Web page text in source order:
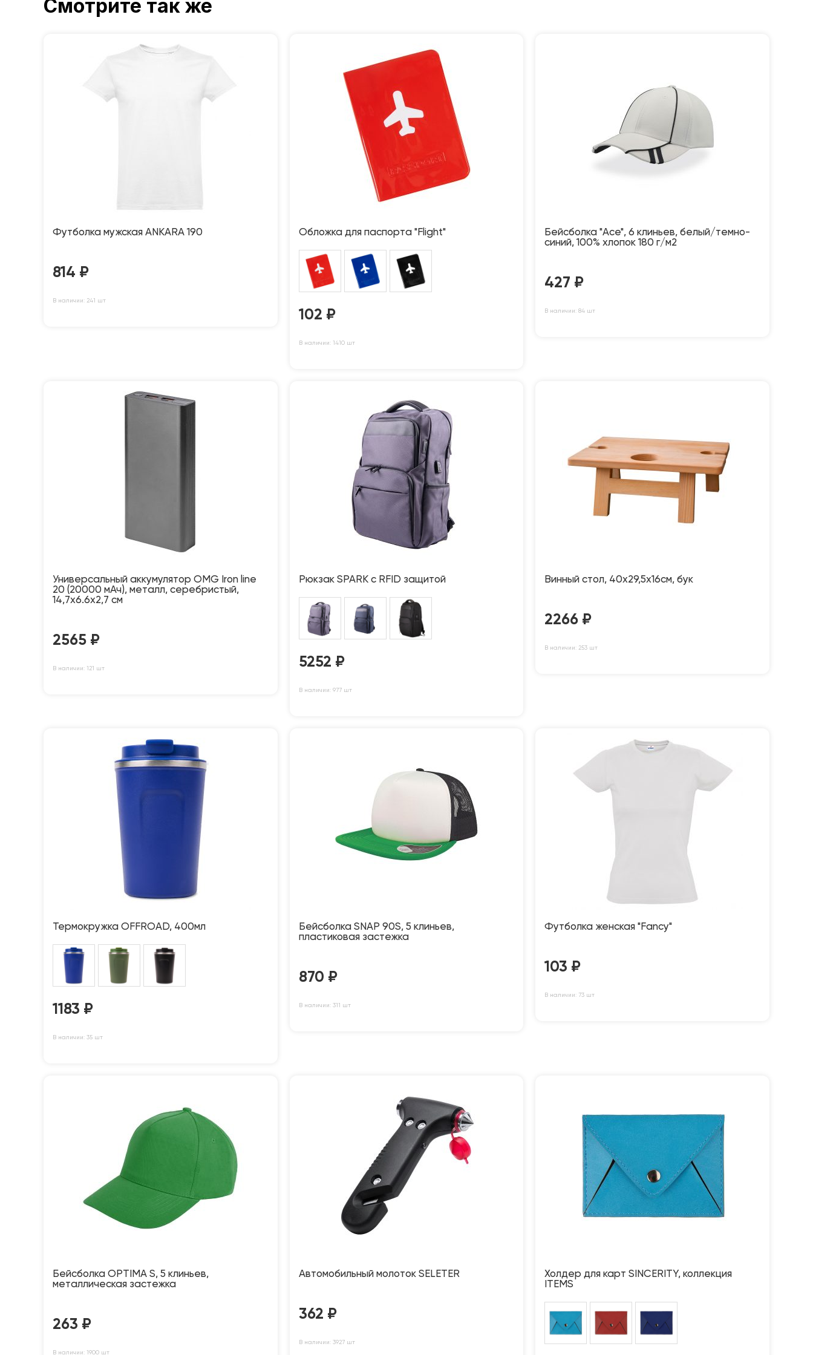
Смотрите так же
Футболка мужская ANKARA 190
814 ₽
В наличии: 241 шт
Обложка для паспорта "Flight"
102 ₽
В наличии: 1410 шт
Бейсболка "Ace", 6 клиньев, белый/темно-
синий, 100% хлопок 180 г/м2
427 ₽
В наличии: 84 шт
Универсальный аккумулятор OMG Iron line
20 (20000 мАч), металл, серебристый,
14,7х6.6х2,7 см
2565 ₽
В наличии: 121 шт
Рюкзак SPARK c RFID защитой
5252 ₽
В наличии: 977 шт
Винный стол, 40х29,5х16см, бук
2266 ₽
В наличии: 253 шт
Термокружка OFFROAD, 400мл
1183 ₽
В наличии: 35 шт
Бейсболка SNAP 90S, 5 клиньев,
пластиковая застежка
870 ₽
В наличии: 311 шт
Футболка женская "Fancy"
103 ₽
В наличии: 73 шт
Бейсболка OPTIMA S, 5 клиньев,
металлическая застежка
263 ₽
В наличии: 1900 шт
Автомобильный молоток SELETER
362 ₽
В наличии: 3927 шт
Холдер для карт SINCERITY, коллекция
ITEMS